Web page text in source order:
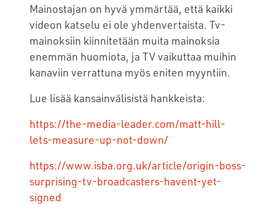
Mainostajan on hyvä ymmärtää, että kaikki
videon katselu ei ole yhdenvertaista. Tv-
mainoksiin kiinnitetään muita mainoksia
enemmän huomiota, ja TV vaikuttaa muihin
kanaviin verrattuna myös eniten myyntiin.
Lue lisää kansainvälisistä hankkeista:
https://the-media-leader.com/matt-hill-
lets-measure-up-not-down/
https://www.isba.org.uk/article/origin-boss-
surprising-tv-broadcasters-havent-yet-
signed